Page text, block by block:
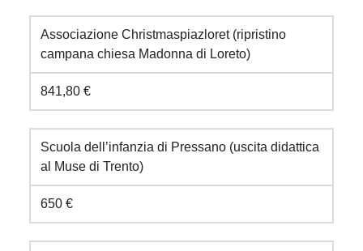
Associazione Christmaspiazloret (ripristino
campana chiesa Madonna di Loreto)
841,80 €
Scuola dell’infanzia di Pressano (uscita didattica
al Muse di Trento)
650 €